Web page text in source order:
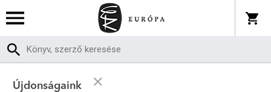
Újdonságaink